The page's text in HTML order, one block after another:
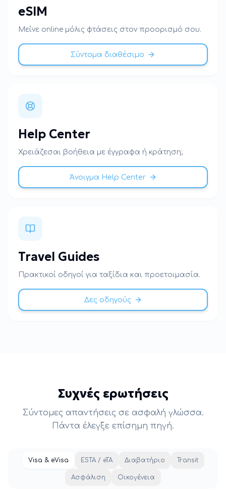
eSIM
Μείνε online μόλις φτάσεις στον προορισμό σου.
Σύντομα διαθέσιμο
Help Center
Χρειάζεσαι βοήθεια με έγγραφα ή κράτηση;
Άνοιγμα Help Center
Travel Guides
Πρακτικοί οδηγοί για ταξίδια και προετοιμασία.
Δες οδηγούς
Συχνές ερωτήσεις
Σύντομες απαντήσεις σε ασφαλή γλώσσα.
Πάντα έλεγξε επίσημη πηγή.
Visa & eVisa ESTA / eTA Διαβατήριο Transit
Ασφάλιση Οικογένεια